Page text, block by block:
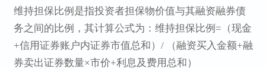
维持担保比例是指投资者担保物价值与其融资融券债
务之间的比例，其计算公式为：维持担保比例=（现金
+信用证券账户内证券市值总和）/ （融资买入金额+融
券卖出证券数量×市价+利息及费用总和）